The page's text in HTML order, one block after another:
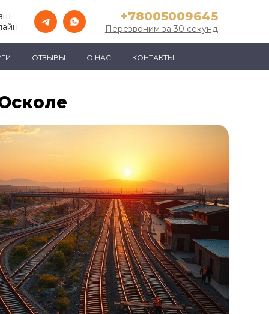
+78005009645
Перезвоним за 30 секунд
ОТЗЫВЫ О НАС КОНТАКТЫ